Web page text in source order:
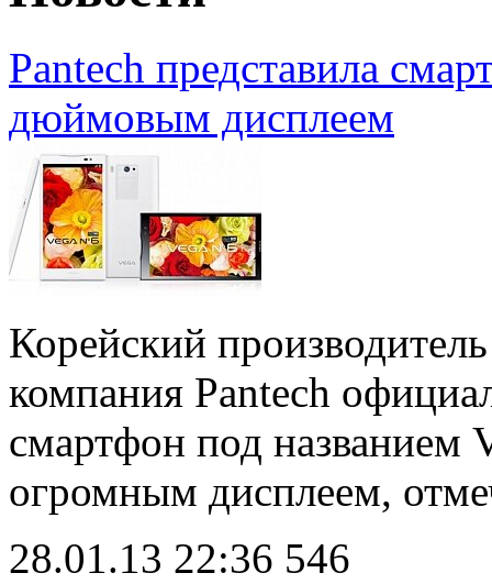
Pantech представила
дюймовым дисплеем
Корейский
компания Pantech
смартфон под названием
огромным дисплеем,
28.01.13 22:36 546